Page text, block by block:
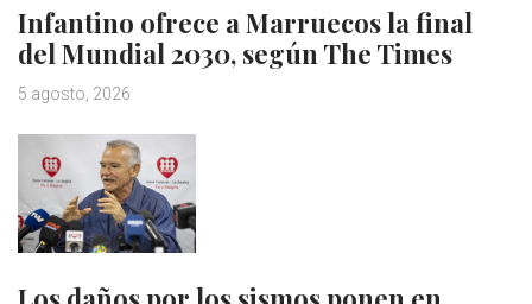
Infantino ofrece a Marruecos la final
del Mundial 2030, según The Times
5 agosto, 2026